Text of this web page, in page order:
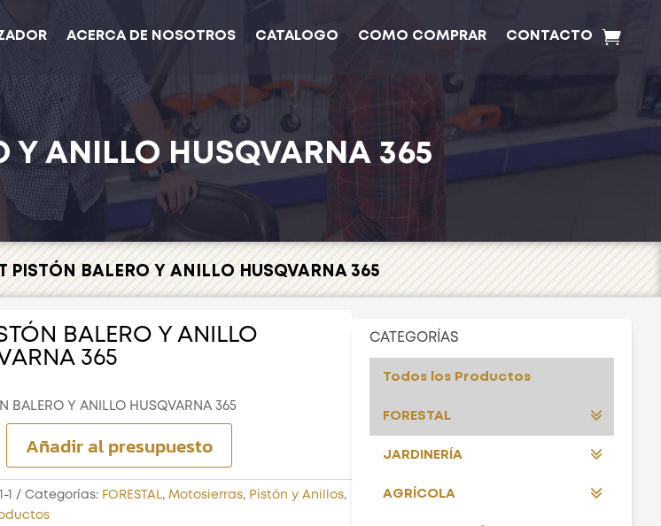
ACERCA DE NOSOTROS CATALOGO COMO COMPRAR CONTACTO
Y ANILLO HUSQVARNA 365
PISTÓN BALERO Y ANILLO HUSQVARNA 365
BALERO Y ANILLO
365
BALERO Y ANILLO HUSQVARNA 365
Añadir al presupuesto
1 Categorías: FORESTAL, Motosierras, Pistón y Anillos,
CATEGORÍAS
Todos los Productos
FORESTAL
JARDINERÍA
AGRÍCOLA